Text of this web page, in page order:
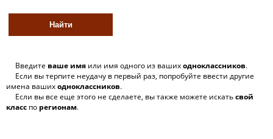
Введите ваше имя или имя одного из вашиходноклассников.
Если вы терпите неудачу в первый раз, попробуйте ввести другие
имена вашиходноклассников.
Если вы все еще этого не сделаете, вы также можете искатьсвой
класс по регионам.